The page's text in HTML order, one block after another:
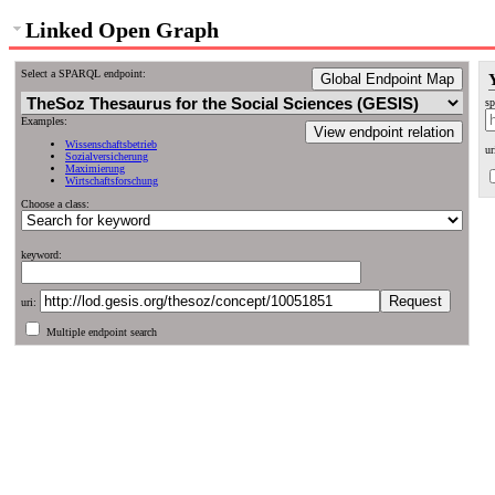
Linked Open Graph
Select a SPARQL endpoint: Global Endpoint Map
View endpoint relation
Examples:
Wissenschaftsbetrieb
Sozialversicherung
Maximierung
Wirtschaftsforschung
Choose a class:
keyword:
uri:
Multiple endpoint search